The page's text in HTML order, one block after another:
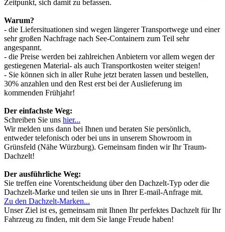
Zeitpunkt, sich damit zu befassen.
Warum?
- die Liefersituationen sind wegen längerer Transportwege und einer
sehr großen Nachfrage nach See-Containern zum Teil sehr
angespannt.
- die Preise werden bei zahlreichen Anbietern vor allem wegen der
gestiegenen Material- als auch Transportkosten weiter steigen!
- Sie können sich in aller Ruhe jetzt beraten lassen und bestellen,
30% anzahlen und den Rest erst bei der Auslieferung im
kommenden Frühjahr!
Der einfachste Weg:
Schreiben Sie uns hier...
Wir melden uns dann bei Ihnen und beraten Sie persönlich,
entweder telefonisch oder bei uns in unserem Showroom in
Grünsfeld (Nähe Würzburg). Gemeinsam finden wir Ihr Traum-
Dachzelt!
Der ausführliche Weg:
Sie treffen eine Vorentscheidung über den Dachzelt-Typ oder die
Dachzelt-Marke und teilen sie uns in Ihrer E-mail-Anfrage mit.
Zu den Dachzelt-Marken...
Unser Ziel ist es, gemeinsam mit Ihnen Ihr perfektes Dachzelt für Ihr
Fahrzeug zu finden, mit dem Sie lange Freude haben!